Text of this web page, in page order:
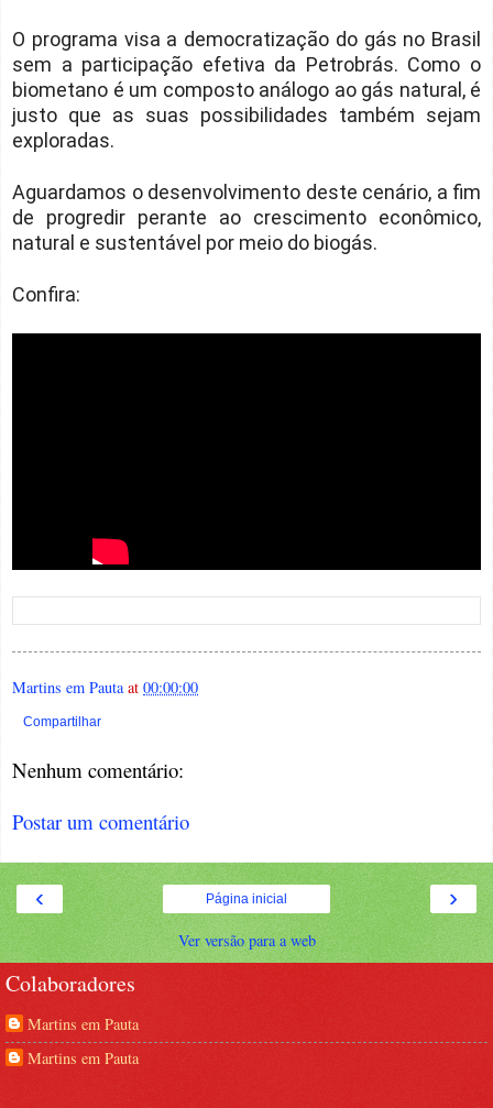
O programa visa a democratização do gás no Brasil
sem a participação efetiva da Petrobrás. Como o
biometano é um composto análogo ao gás natural, é
justo que as suas possibilidades também sejam
exploradas.
Aguardamos o desenvolvimento deste cenário, a fim
de progredir perante ao crescimento econômico,
natural e sustentável por meio do biogás.
Confira:
Martins em Pauta at 00:00:00
Compartilhar
Nenhum comentário:
Postar um comentário
‹ ›
Página inicial
Ver versão para a web
Colaboradores
Martins em Pauta
Martins em Pauta